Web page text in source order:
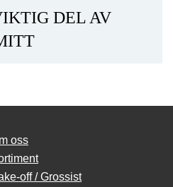
DEL AV
oss
off / Grossist